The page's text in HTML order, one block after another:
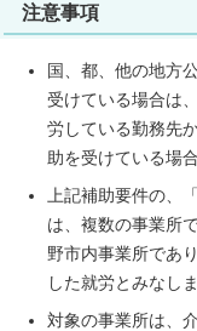
注意事項
国、都、他の地方
受けている場合は
労している勤務先
助を受けている場
上記補助要件の、
は、複数の事業所
野市内事業所であ
した就労とみなしま
対象の事業所は、